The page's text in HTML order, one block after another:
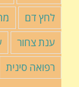
לחץ דם
ענת צחור
רפואה סינית